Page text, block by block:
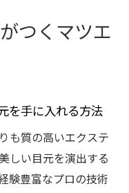
つくマツエ
を手に入れる方法
も質の高いエクステ
しい目元を演出する
験豊富なプロの技術